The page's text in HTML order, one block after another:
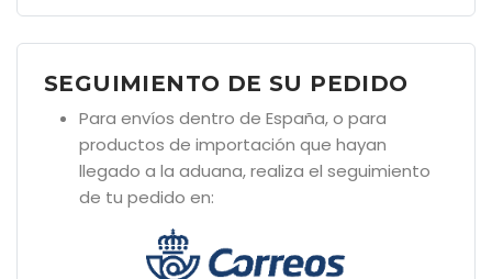
SEGUIMIENTO DE SU PEDIDO
Para envíos dentro de España, o para
productos de importación que hayan
llegado a la aduana, realiza el seguimiento
de tu pedido en: